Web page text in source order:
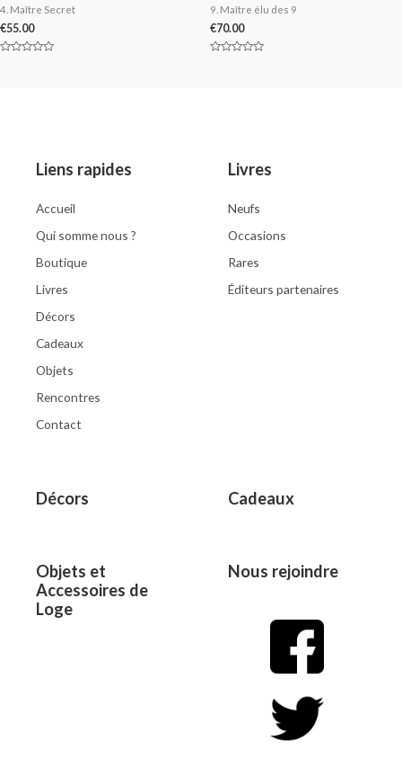
4. Maître Secret
€55.00
9. Maître élu des 9
€70.00
Liens rapides
Accueil
Qui somme nous ?
Boutique
Livres
Décors
Cadeaux
Objets
Rencontres
Contact
Livres
Neufs
Occasions
Rares
Éditeurs partenaires
Décors Cadeaux
Objets et
Accessoires de
Loge
Nous rejoindre